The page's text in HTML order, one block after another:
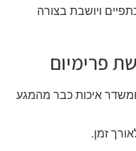
ויושבת בצורה
פרימיום
איכות כבר מהמגע
זמן.